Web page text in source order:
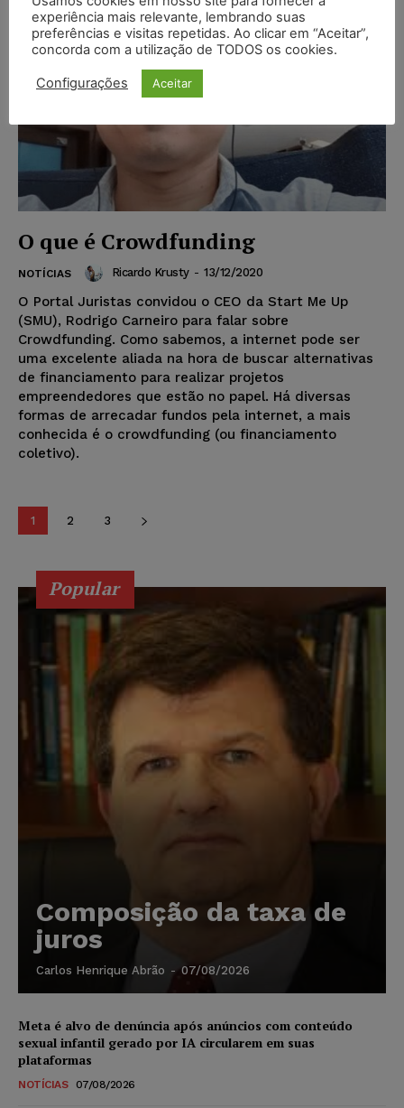
O que é Crowdfunding
NOTÍCIAS Ricardo Krusty - 13/12/2020
O Portal Juristas convidou o CEO da Start Me Up
(SMU), Rodrigo Carneiro para falar sobre
Crowdfunding. Como sabemos, a internet pode ser
uma excelente aliada na hora de buscar alternativas
de financiamento para realizar projetos
empreendedores que estão no papel. Há diversas
formas de arrecadar fundos pela internet, a mais
conhecida é o crowdfunding (ou financiamento
coletivo).
1 2 3
Popular
Composição da taxa de
juros
Carlos Henrique Abrão - 07/08/2026
Meta é alvo de denúncia após anúncios com conteúdo
sexual infantil gerado por IA circularem em suas
plataformas
NOTÍCIAS 07/08/2026
experiência mais relevante, lembrando suas
preferências e visitas repetidas. Ao clicar em “Aceitar”,
concorda com a utilização de TODOS os cookies.
Configurações Aceitar